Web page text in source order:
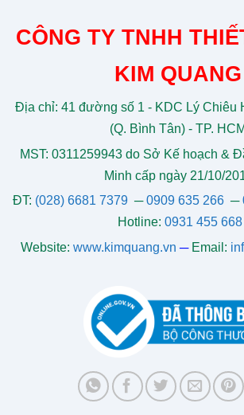
CÔNG TY TNHH
KIM QUANG
Địa chỉ: 41 đường số 1 - KDC Lý Chiêu
(Q. Bình Tân) - TP. HCM
MST: 0311259943 do Sở Kế hoạch &
Minh cấp ngày 21/10/
ĐT: (028) 6681 7379 ─0909 635 266─
Hotline: 0931 455 668
Website: www.kimquang.vn ─ Email: